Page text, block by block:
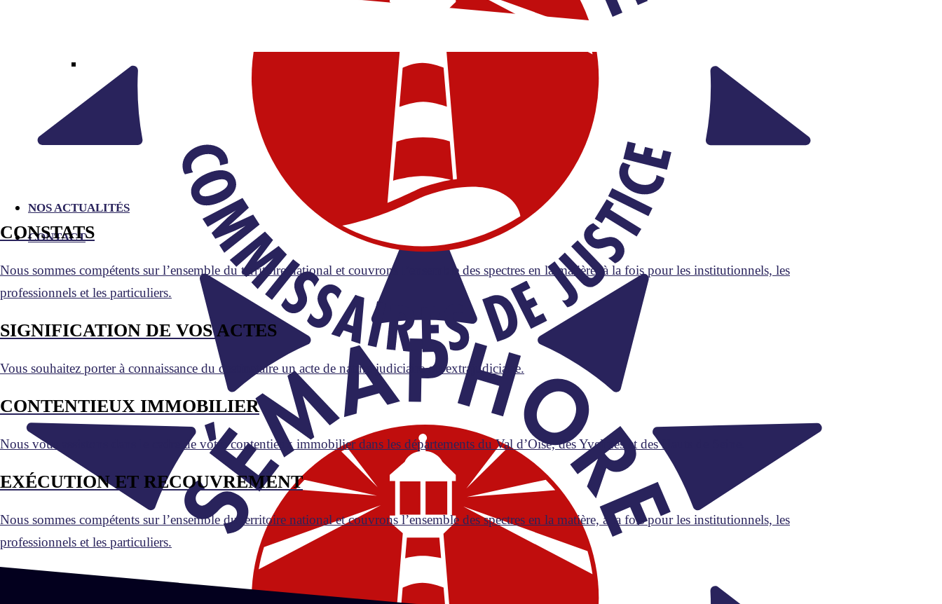
Exécution d’une obligation de faire, de ne pas faire ou de restituer
Recouvrement amiable
NOS ACTUALITÉS
CONTACT
CONSTATS
Nous sommes compétents sur l’ensemble du territoire national et couvrons l’ensemble des spectres en la matière, à la fois pour les institutionnels, les
professionnels et les particuliers.
SIGNIFICATION DE VOS ACTES
Vous souhaitez porter à connaissance du destinataire un acte de nature judiciaire ou extrajudiciaire.
CONTENTIEUX IMMOBILIER
Nous vous assistons dans le cadre de votre contentieux immobilier dans les départements du Val d’Oise, des Yvelines et des Hauts de Seine.
EXÉCUTION ET RECOUVREMENT
Nous sommes compétents sur l’ensemble du territoire national et couvrons l’ensemble des spectres en la matière, à la fois pour les institutionnels, les
professionnels et les particuliers.